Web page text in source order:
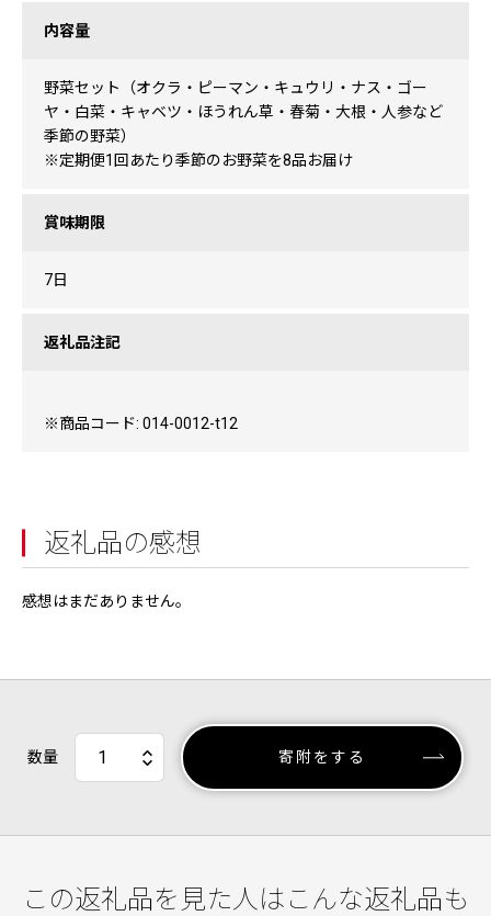
内容量
野菜セット（オクラ・ピーマン・キュウリ・ナス・ゴー
ヤ・白菜・キャベツ・ほうれん草・春菊・大根・人参など
季節の野菜）
※定期便1回あたり季節のお野菜を8品お届け
賞味期限
7日
返礼品注記
※商品コード: 014-0012-t12
返礼品の感想
感想はまだありません。
数量 寄附をする
この返礼品を見た人はこんな返礼品も